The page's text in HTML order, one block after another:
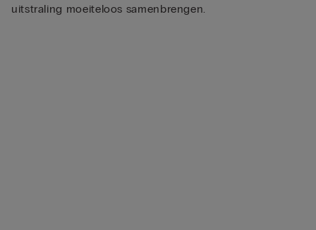
uitstraling moeiteloos samenbrengen.